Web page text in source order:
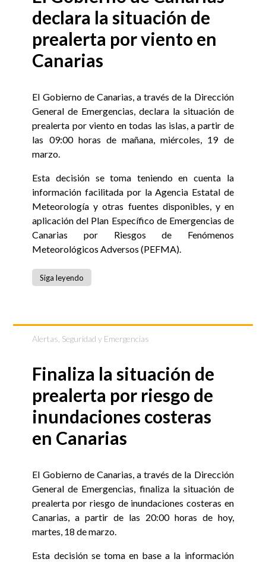
declara la situación de
prealerta por viento en
Canarias
El Gobierno de Canarias, a través de la Dirección
General de Emergencias, declara la situación de
prealerta por viento en todas las islas, a partir de
las 09:00 horas de mañana, miércoles, 19 de
marzo.
Esta decisión se toma teniendo en cuenta la
información facilitada por la Agencia Estatal de
Meteorología y otras fuentes disponibles, y en
aplicación del Plan Específico de Emergencias de
Canarias por Riesgos de Fenómenos
Meteorológicos Adversos (PEFMA).
Siga leyendo
Alertas Seguridad y Emergencias
Finaliza la situación de
prealerta por riesgo de
inundaciones costeras
en Canarias
El Gobierno de Canarias, a través de la Dirección
General de Emergencias, finaliza la situación de
prealerta por riesgo de inundaciones costeras en
Canarias, a partir de las 20:00 horas de hoy,
martes, 18 de marzo.
Esta decisión se toma en base a la información